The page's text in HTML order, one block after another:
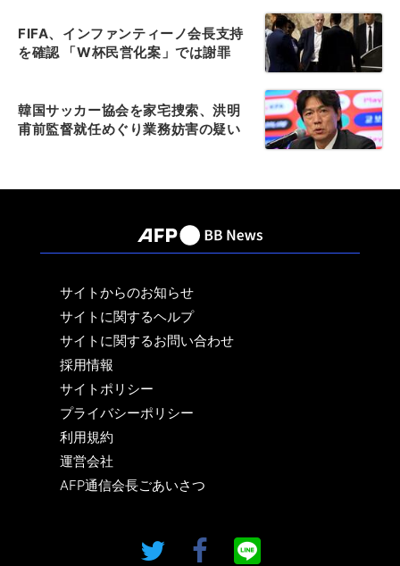
FIFA、インファンティーノ会長支持
を確認 「W杯民営化案」では謝罪
韓国サッカー協会を家宅捜索、洪明
甫前監督就任めぐり業務妨害の疑い
サイトからのお知らせ
サイトに関するヘルプ
サイトに関するお問い合わせ
採用情報
サイトポリシー
プライバシーポリシー
利用規約
運営会社
AFP通信会長ごあいさつ